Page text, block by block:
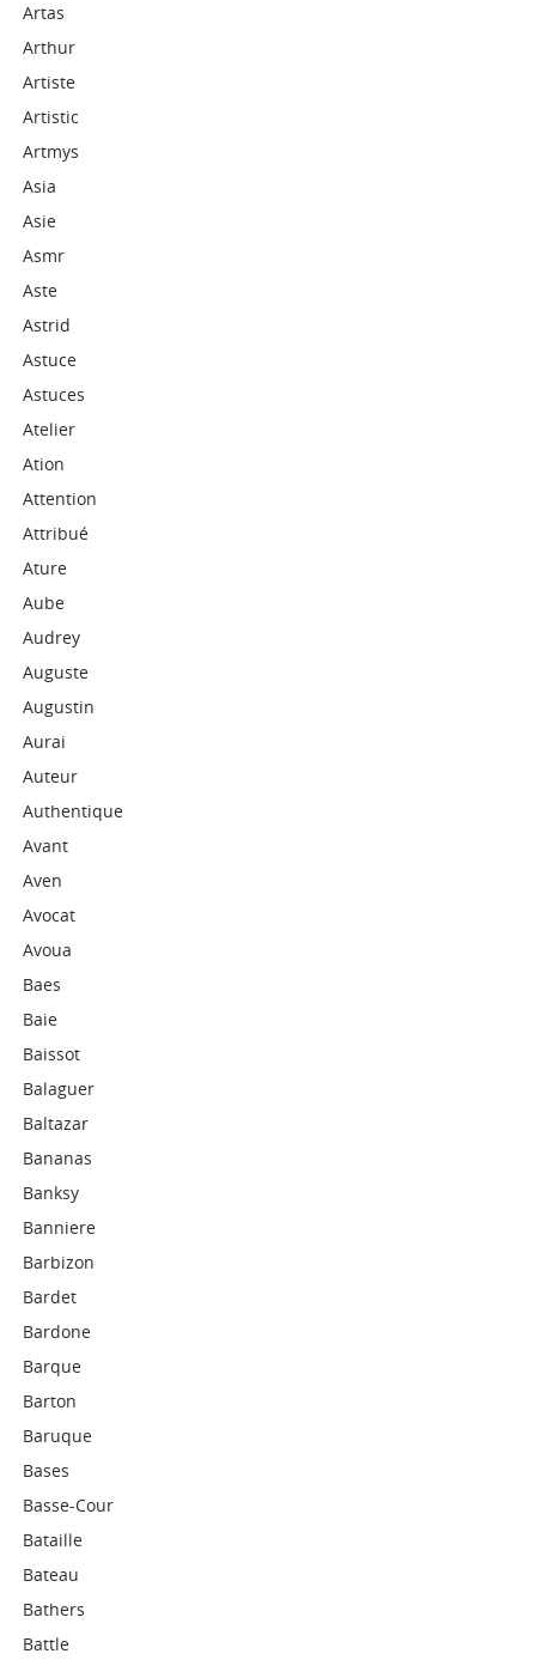
Artas
Arthur
Artiste
Artistic
Artmys
Asia
Asie
Asmr
Aste
Astrid
Astuce
Astuces
Atelier
Ation
Attention
Attribué
Ature
Aube
Audrey
Auguste
Augustin
Aurai
Auteur
Authentique
Avant
Aven
Avocat
Avoua
Baes
Baie
Baissot
Balaguer
Baltazar
Bananas
Banksy
Banniere
Barbizon
Bardet
Bardone
Barque
Barton
Baruque
Bases
Basse-Cour
Bataille
Bateau
Bathers
Battle